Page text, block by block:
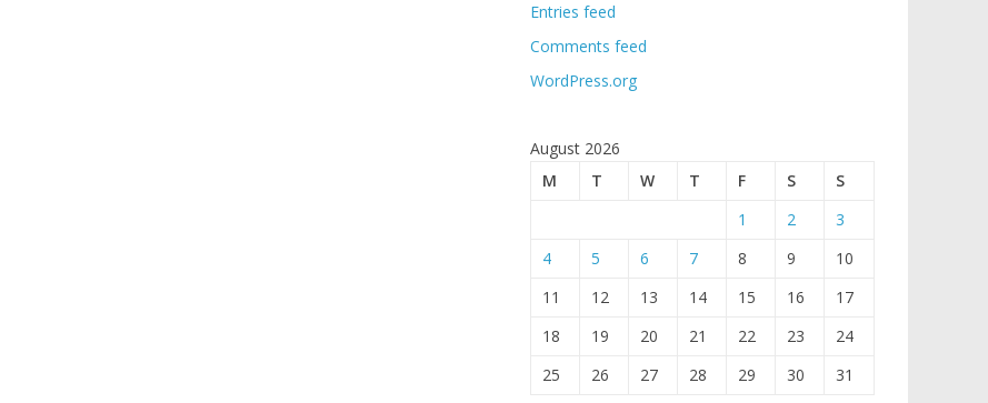
Entries feed
Comments feed
WordPress.org
August 2026
M
T W T F S
S
1
2
3
4
5 6 7 8 9
10
11
12 13 14 15 16
17
18
19 20 21 22 23
24
25
26 27 28 29 30 31